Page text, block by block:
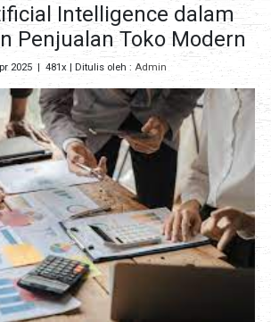
Intelligence dalam
Penjualan Toko Modern
2025| 481x | Ditulis oleh : Admin